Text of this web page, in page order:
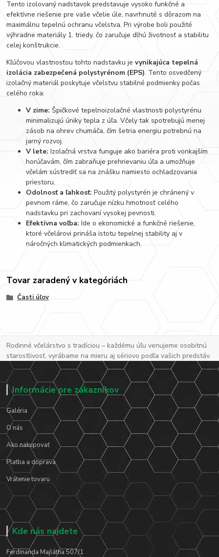
Tento izolovaný nadstavok predstavuje vysoko funkčné a
efektívne riešenie pre vaše včelie úle, navrhnuté s dôrazom na
maximálnu tepelnú ochranu včelstva. Pri výrobe boli použité
výhradne materiály 1. triedy, čo zaručuje dlhú životnosť a stabilitu
celej konštrukcie.
Kľúčovou vlastnosťou tohto nadstavku jevynikajúca tepelná
izolácia zabezpečená polystyrénom (EPS). Tento osvedčený
izolačný materiál poskytuje včelstvu stabilné podmienky počas
celého roka:
V zime: Špičkové tepelnoizolačné vlastnosti polystyrénu
minimalizujú úniky tepla z úľa. Včely tak spotrebujú menej
zásob na ohrev chumáča, čím šetria energiu potrebnú na
jarný rozvoj.
V lete: Izolačná vrstva funguje ako bariéra proti vonkajším
horúčavám, čím zabraňuje prehrievaniu úľa a umožňuje
včelám sústrediť sa na znášku namiesto ochladzovania
priestoru.
Odolnosť a ľahkosť: Použitý polystyrén je chránený v
pevnom ráme, čo zaručuje nízku hmotnosť celého
nadstavku pri zachovaní vysokej pevnosti.
Efektívna voľba: Ide o ekonomické a funkčné riešenie,
ktoré včelárovi prináša istotu tepelnej stability aj v
náročných klimatických podmienkach.
Tovar zaradený v kategóriách
Časti úľov
Rodinné včelárstvo s tradíciou – každému úľu venujeme osobitnú
starostlivosť, vyrábame na mieru aj sériovo podľa vašich predstáv.
Informácie pre zákazníkov
Galéria
O nás
Ako nakupovať
Platba a doprava
Vrátenie tovaru
Kde nás najdete
Ferdinanda Majlátha 507/1